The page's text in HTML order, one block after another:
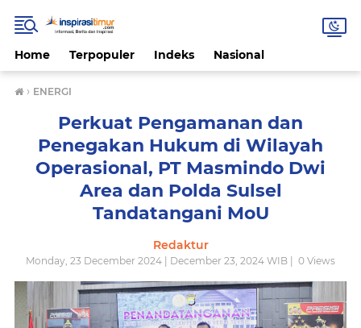
Home Terpopuler Indeks Nasional
› ENERGI
Perkuat Pengamanan dan
Penegakan Hukum di Wilayah
Operasional, PT Masmindo Dwi
Area dan Polda Sulsel
Tandatangani MoU
Redaktur
Monday, 23 December 2024 | December 23, 2024 WIB | 0 Views